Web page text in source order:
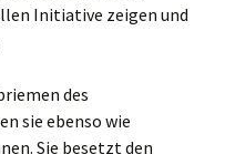
Initiative zeigen und
des
sie ebenso wie
Sie besetzt den